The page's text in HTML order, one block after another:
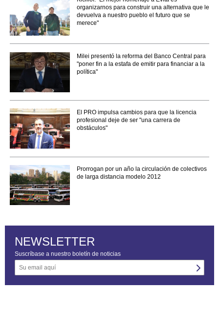
organizarnos para construir una alternativa que le
devuelva a nuestro pueblo el futuro que se
merece"
Milei presentó la reforma del Banco Central para
"poner fin a la estafa de emitir para financiar a la
política"
El PRO impulsa cambios para que la licencia
profesional deje de ser "una carrera de
obstáculos"
Prorrogan por un año la circulación de colectivos
de larga distancia modelo 2012
NEWSLETTER
Suscríbase a nuestro boletín de noticias